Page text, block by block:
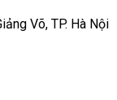
Võ, TP. Hà Nội